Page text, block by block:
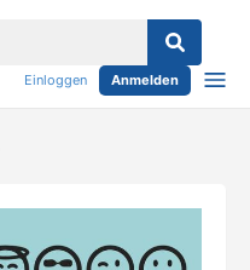
Einloggen Anmelden